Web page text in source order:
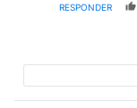
RESPONDER